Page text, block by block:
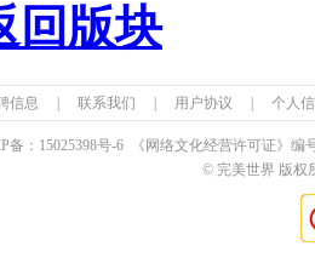
回版块
信息 联系我们 用户协议 个人
备： 15025398号-6 《网络文化经营许可证》编
© 完美世界 版权